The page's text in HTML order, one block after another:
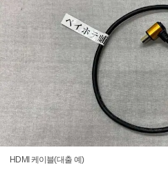
HDMI 케이블(대출 예)